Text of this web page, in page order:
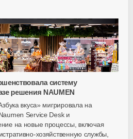
систему
решения NAUMEN
вкуса» мигрировала на
Service Desk и
на новые процессы, включая
хозяйственную службы,